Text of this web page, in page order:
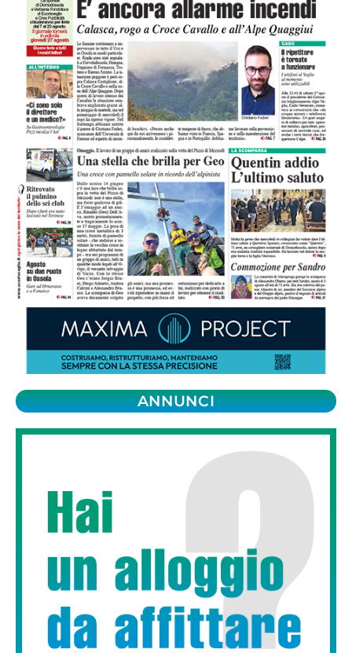
ANNUNCI